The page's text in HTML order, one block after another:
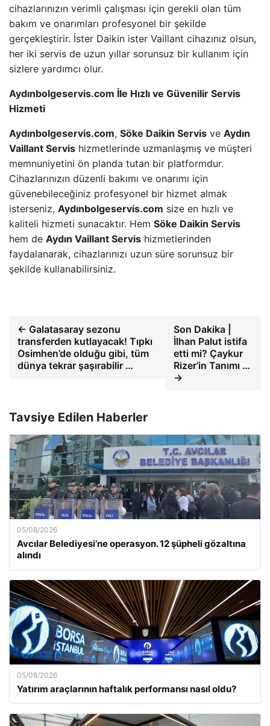
cihazlarınızın verimli çalışması için gerekli olan tüm
bakım ve onarımları profesyonel bir şekilde
gerçekleştirir. İster Daikin ister Vaillant cihazınız olsun,
her iki servis de uzun yıllar sorunsuz bir kullanım için
sizlere yardımcı olur.
Aydınbolgeservis.com İle Hızlı ve Güvenilir Servis
Hizmeti
Aydınbolgeservis.com, Söke Daikin Servis ve Aydın
Vaillant Servis hizmetlerinde uzmanlaşmış ve müşteri
memnuniyetini ön planda tutan bir platformdur.
Cihazlarınızın düzenli bakımı ve onarımı için
güvenebileceğiniz profesyonel bir hizmet almak
isterseniz, Aydınbolgeservis.com size en hızlı ve
kaliteli hizmeti sunacaktır. Hem Söke Daikin Servis
hem de Aydın Vaillant Servis hizmetlerinden
faydalanarak, cihazlarınızı uzun süre sorunsuz bir
şekilde kullanabilirsiniz.
← Galatasaray sezonu
transferden kutlayacak! Tıpkı
Osimhen’de olduğu gibi, tüm
dünya tekrar şaşırabilir …
Son Dakika |
İlhan Palut istifa
etti mi? Çaykur
Rizer’in Tanımı …
→
Tavsiye Edilen Haberler
05/08/2026
Avcılar Belediyesi’ne operasyon. 12 şüpheli gözaltına
alındı
05/08/2026
Yatırım araçlarının haftalık performansı nasıl oldu?